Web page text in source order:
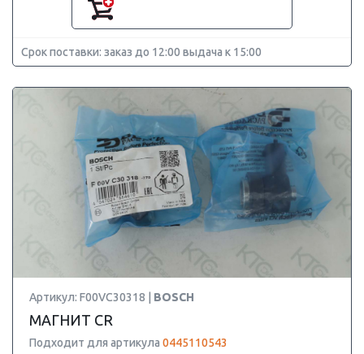
Срок поставки: заказ до 12:00 выдача к 15:00
Артикул: F00VC30318 | BOSCH
МАГНИТ CR
Подходит для артикула 0445110543